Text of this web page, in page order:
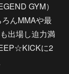
GYM）
んMMAや最
出場し迫力満
に2